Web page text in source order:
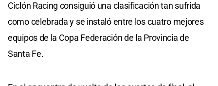
Ciclón Racing consiguió una clasificación tan sufrida
como celebrada y se instaló entre los cuatro mejores
equipos de la Copa Federación de la Provincia de
Santa Fe.